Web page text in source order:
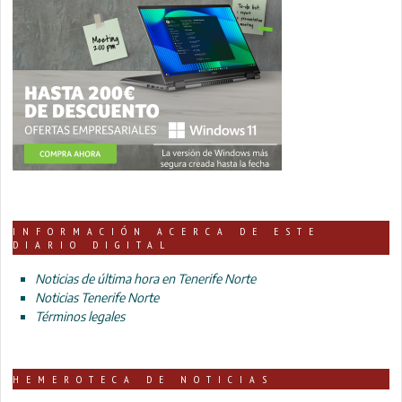
INFORMACIÓN ACERCA DE ESTE
DIARIO DIGITAL
Noticias de última hora en Tenerife Norte
Noticias Tenerife Norte
Términos legales
HEMEROTECA DE NOTICIAS